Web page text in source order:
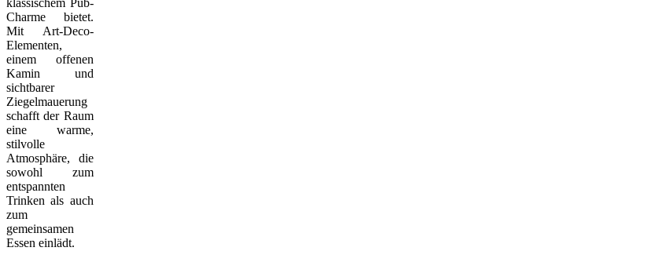
klassischem Pub-
Charme bietet.
Mit Art-Deco-
Elementen,
einem offenen
Kamin und
sichtbarer
Ziegelmauerung
schafft der Raum
eine warme,
stilvolle
Atmosphäre, die
sowohl zum
entspannten
Trinken als auch
zum
gemeinsamen
Essen einlädt.